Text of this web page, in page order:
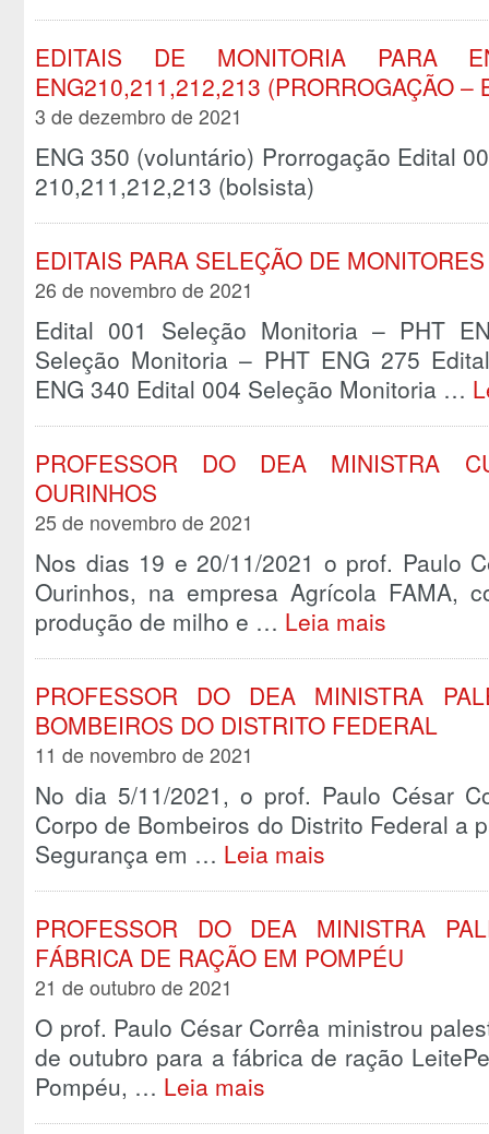
EDITAIS DE MONITORIA PARA
ENG210,211,212,213 (PRORROGAÇÃO –
3 de dezembro de 2021
ENG 350 (voluntário) Prorrogação Edital
210,211,212,213 (bolsista)
EDITAIS PARA SELEÇÃO DE MONITORES
26 de novembro de 2021
Edital 001 Seleção Monitoria – PHT
Seleção Monitoria – PHT ENG 275
ENG 340 Edital 004 Seleção Monitoria …
PROFESSOR DO DEA MINISTRA
OURINHOS
25 de novembro de 2021
Nos dias 19 e 20/11/2021 o prof. Paulo
Ourinhos, na empresa Agrícola FAMA,
produção de milho e … Leia mais
PROFESSOR DO DEA MINISTRA
BOMBEIROS DO DISTRITO FEDERAL
11 de novembro de 2021
No dia 5/11/2021, o prof. Paulo César
Corpo de Bombeiros do Distrito Federal a
Segurança em … Leia mais
PROFESSOR DO DEA MINISTRA
FÁBRICA DE RAÇÃO EM POMPÉU
21 de outubro de 2021
O prof. Paulo César Corrêa ministrou
de outubro para a fábrica de ração
Pompéu, … Leia mais